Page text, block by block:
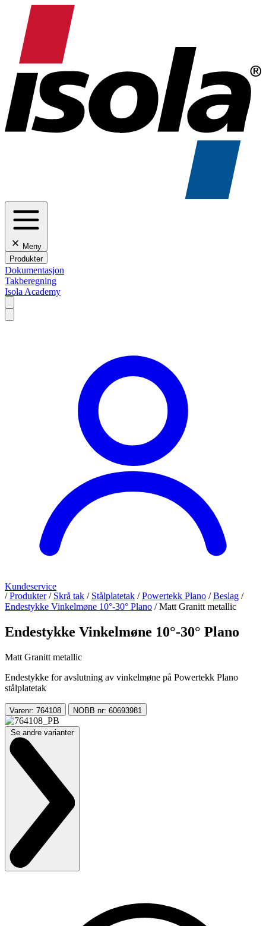
Meny
Produkter
Dokumentasjon
Takberegning
Isola Academy
Kundeservice
/ Produkter / Skrå tak / Stålplatetak / Powertekk Plano / Beslag /
Endestykke Vinkelmøne 10°-30° Plano / Matt Granitt metallic
Endestykke Vinkelmøne 10°-30° Plano
Matt Granitt metallic
Endestykke for avslutning av vinkelmøne på Powertekk Plano
stålplatetak
Varenr: 764108 NOBB nr: 60693981
Se andre varianter